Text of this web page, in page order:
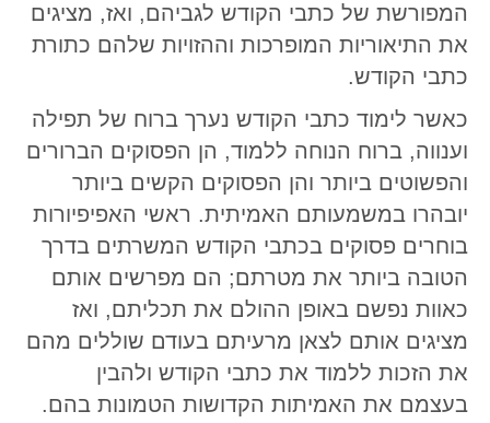
המפורשת של כתבי הקודש לגביהם, ואז, מציגים
את התיאוריות המופרכות וההזויות שלהם כתורת
כתבי הקודש.
כאשר לימוד כתבי הקודש נערך ברוח של תפילה
וענווה, ברוח הנוחה ללמוד, הן הפסוקים הברורים
והפשוטים ביותר והן הפסוקים הקשים ביותר
יובהרו במשמעותם האמיתית. ראשי האפיפיורות
בוחרים פסוקים בכתבי הקודש המשרתים בדרך
הטובה ביותר את מטרתם; הם מפרשים אותם
כאוות נפשם באופן ההולם את תכליתם, ואז
מציגים אותם לצאן מרעיתם בעודם שוללים מהם
את הזכות ללמוד את כתבי הקודש ולהבין
בעצמם את האמיתות הקדושות הטמונות בהם.